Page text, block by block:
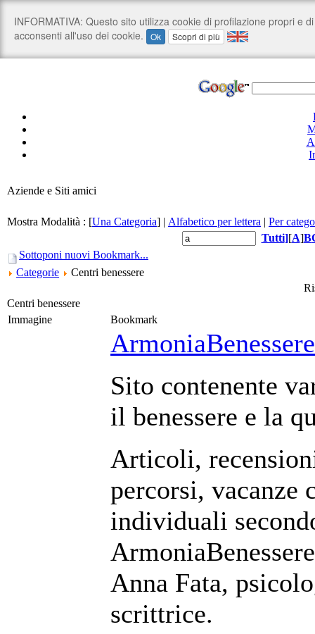
Aziende e Siti amici
Mostra Modalità : [Una Categoria] | Alfabetico per lettera | Per
Tutti][A]B
Sottoponi nuovi Bookmark...
Categorie
Centri benessere
Centri benessere
Immagine
Bookmark
ArmoniaBenessere
Sito contenente
il benessere e la
Articoli,
percorsi, vacanze
individuali
Anna Fata,
scrittrice.